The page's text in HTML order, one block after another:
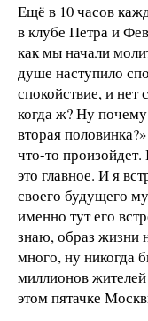
Ещё в 10 часов
в клубе Петра и
как мы начали
душе наступило
спокойствие, и
когда ж? Ну почему
вторая
что-то
это главное. И я
своего будущего
именно тут его
знаю, образ жизни
много, ну никогда
миллионов
этом пятачке